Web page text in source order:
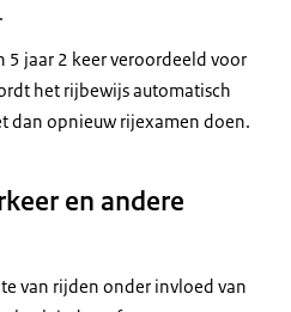
jaar 2 keer veroordeeld voor
het rijbewijs automatisch
dan opnieuw rijexamen doen.
en andere
van rijden onder invloed van